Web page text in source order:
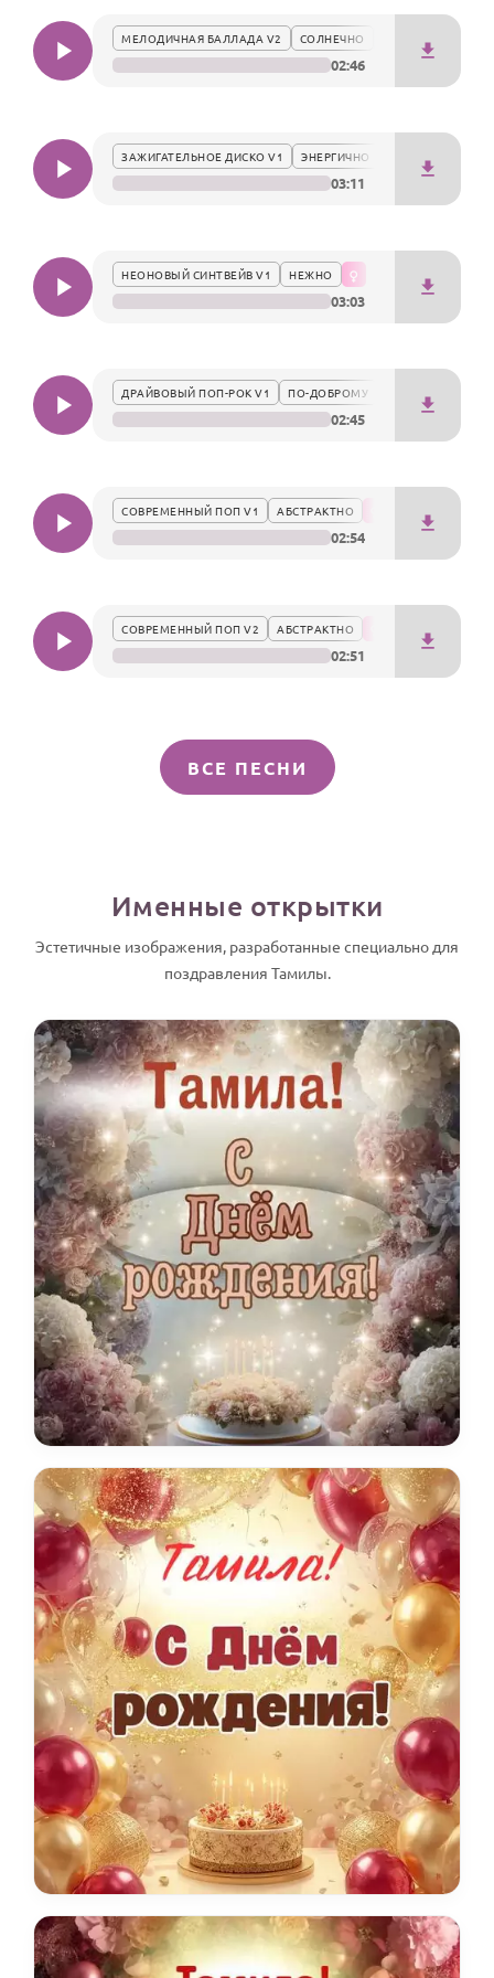
воодушевляющую атмосферу.
МЕЛОДИЧНАЯ БАЛЛАДА V2 СОЛНЕЧНО
02:46
ЗАЖИГАТЕЛЬНОЕ ДИСКО V1 ЭНЕРГИЧНО
03:11
НЕОНОВЫЙ СИНТВЕЙВ V1 НЕЖНО
03:03
ДРАЙВОВЫЙ ПОП-РОК V1 ПО-ДОБРОМУ
02:45
СОВРЕМЕННЫЙ ПОП V1 АБСТРАКТНО
02:54
СОВРЕМЕННЫЙ ПОП V2 АБСТРАКТНО
02:51
ВСЕ ПЕСНИ
Именные открытки
Эстетичные изображения, разработанные специально для
поздравления Тамилы.